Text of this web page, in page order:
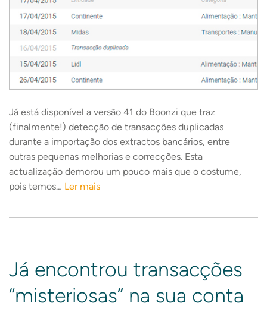
Já está disponível a versão 41 do Boonzi que traz
(finalmente!) detecção de transacções duplicadas
durante a importação dos extractos bancários, entre
outras pequenas melhorias e correcções. Esta
actualização demorou um pouco mais que o costume,
pois temos… Ler mais
Já encontrou transacções
“misteriosas” na sua conta